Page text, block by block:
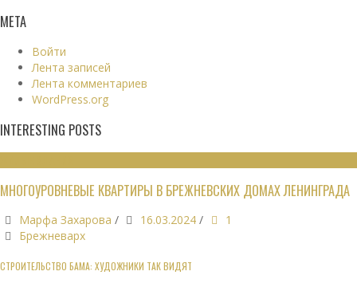
МЕТА
Войти
Лента записей
Лента комментариев
WordPress.org
INTERESTING POSTS
МНОГОУРОВНЕВЫЕ КВАРТИРЫ В БРЕЖНЕВСКИХ ДОМАХ ЛЕНИНГРАДА
Марфа Захарова / 16.03.2024 /
1
Брежневарх
СТРОИТЕЛЬСТВО БАМА: ХУДОЖНИКИ ТАК ВИДЯТ